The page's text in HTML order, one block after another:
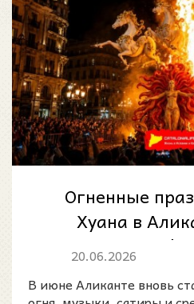
Огненные
Хуана в
Hogueras de
Fogueres de
20.06.2026
В июне Аликанте вновь